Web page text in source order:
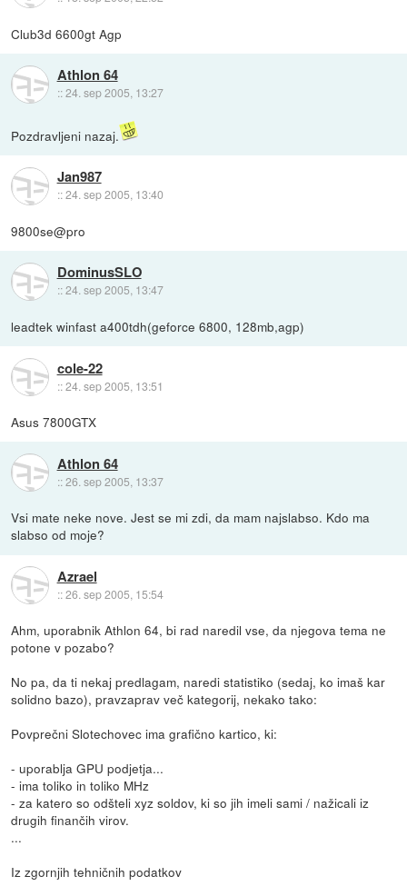
Club3d 6600gt Agp
Athlon 64
::24. sep 2005, 13:27
Pozdravljeni nazaj.
Jan987
::24. sep 2005, 13:40
9800se@pro
DominusSLO
::24. sep 2005, 13:47
leadtek winfast a400tdh(geforce 6800, 128mb,agp)
cole-22
::24. sep 2005, 13:51
Asus 7800GTX
Athlon 64
::26. sep 2005, 13:37
Vsi mate neke nove. Jest se mi zdi, da mam najslabso. Kdo ma
slabso od moje?
Azrael
::26. sep 2005, 15:54
Ahm, uporabnik Athlon 64, bi rad naredil vse, da njegova tema ne
potone v pozabo?
No pa, da ti nekaj predlagam, naredi statistiko (sedaj, ko imaš kar
solidno bazo), pravzaprav več kategorij, nekako tako:
Povprečni Slotechovec ima grafično kartico, ki:
- uporablja GPU podjetja...
- ima toliko in toliko MHz
- za katero so odšteli xyz soldov, ki so jih imeli sami / nažicali iz
drugih finančih virov.
...
Iz zgornjih tehničnih podatkov